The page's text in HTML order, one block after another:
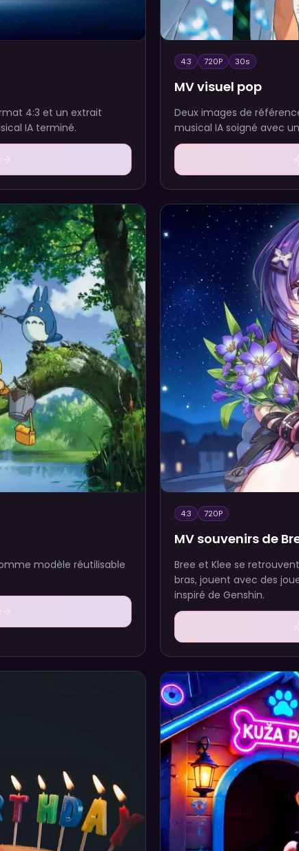
4:3 et un extrait
IA terminé.
4:3 720P 30s
MV visuel pop
Deux images de
musical IA soigné avec
modèle réutilisable
4:3 720P
MV souvenirs de
Bree et Klee se
bras, jouent avec des
inspiré de Genshin.